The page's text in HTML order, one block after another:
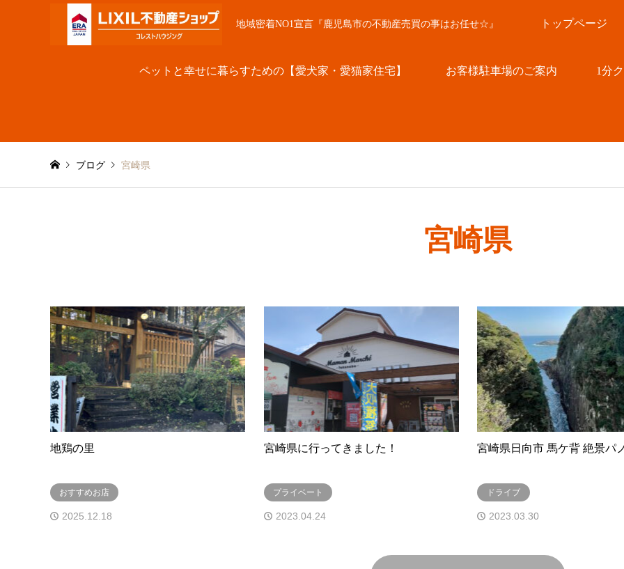
地域密着NO1宣言『鹿児島市の不動産売買の事はお任せ☆』 トップページ
ペットと幸せに暮らすための【愛犬家・愛猫家住宅】 お客様駐車場のご案内 1分
ブログ 宮崎県
宮崎県
地鶏の里
おすすめお店
2025.12.18
宮崎県に行ってきました！
プライベート
2023.04.24
宮崎県日向市 馬ケ背 絶景パ
ドライブ
2023.03.30